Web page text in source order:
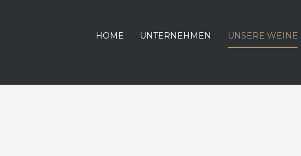
HOME UNTERNEHMEN UNSERE WEINE